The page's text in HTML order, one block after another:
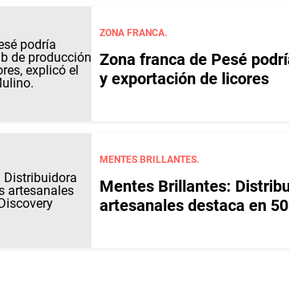
ZONA FRANCA.
Zona franca de Pesé
y exportación de licores
MENTES BRILLANTES.
Mentes Brillantes:
artesanales destaca en